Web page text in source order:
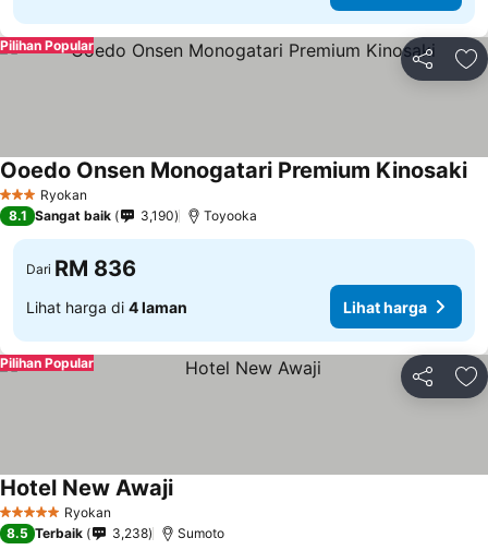
Kongsi
Pilihan Popular
3 BintangRyokan
Ooedo Onsen Monogatari Premium Kinosaki
8.1 Sangat baik 3,190 Toyooka
Dari RM 836
Lihat harga di 4 laman Lihat harga
Kongsi
Pilihan Popular
5 Bintang Ryokan
Hotel New Awaji
8.5 Terbaik 3,238 Sumoto